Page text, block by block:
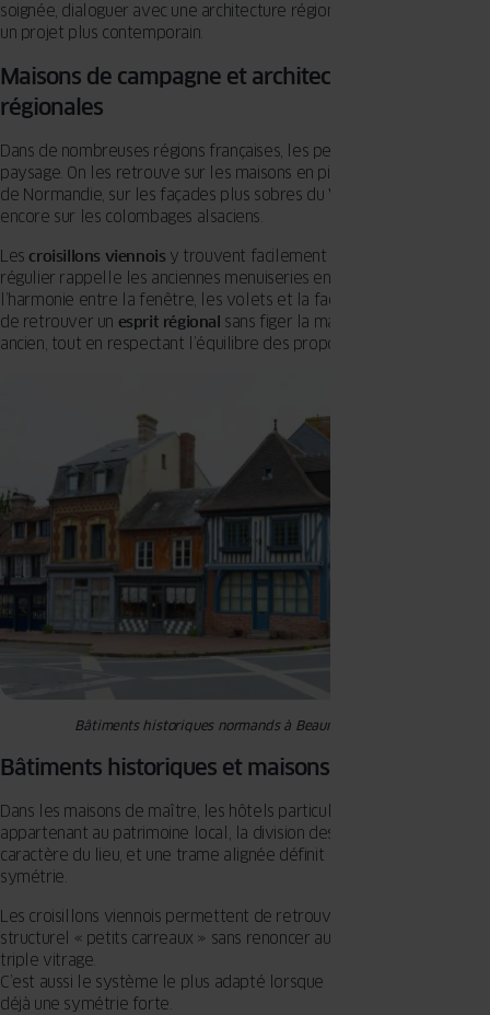
soignée, dialoguer avec une architecture régionale ou personnaliser
un projet plus contemporain.
Maisons de campagne et architectures
régionales
Dans de nombreuses régions françaises, les petits bois font partie du
paysage. On les retrouve sur les maisons en pierre de Bretagne ou
de Normandie, sur les façades plus sobres du Val de Loire ou
encore sur les colombages alsaciens.
Les croisillons viennois y trouvent facilement leur place. Leur dessin
régulier rappelle les anciennes menuiseries en bois et renforce
l’harmonie entre la fenêtre, les volets et la façade. Ils permettent
de retrouver un esprit régional sans figer la maison dans un style
ancien, tout en respectant l’équilibre des proportions.
Bâtiments historiques normands à Beaumont-en-Auge
Bâtiments historiques et maisons bourgeoises
Dans les maisons de maître, les hôtels particuliers ou les bâtiments
appartenant au patrimoine local, la division des vitrages contribue au
caractère du lieu, et une trame alignée définit leur élégance et
symétrie.
Les croisillons viennois permettent de retrouver cet esprit
structurel « petits carreaux » sans renoncer au confort du double ou
triple vitrage.
C’est aussi le système le plus adapté lorsque la façade présente
déjà une symétrie forte.